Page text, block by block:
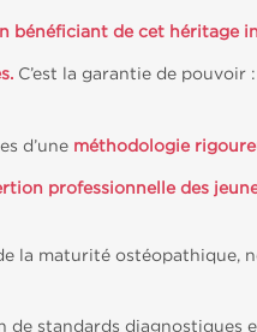
bénéficiant de cet héritage
C’est la garantie de pouvoir :
d’une méthodologie
professionnelle des
la maturité
de standards diagnostiques